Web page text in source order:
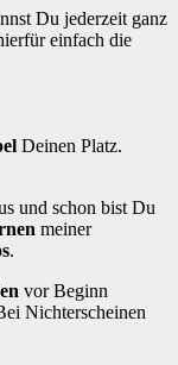
Du jederzeit ganz
einfach die
Deinen Platz.
und schon bist Du
meiner
.
vor Beginn
Nichterscheinen